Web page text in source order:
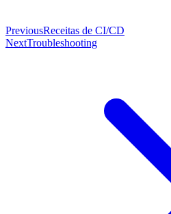
PreviousReceitas de CI/CD
NextTroubleshooting